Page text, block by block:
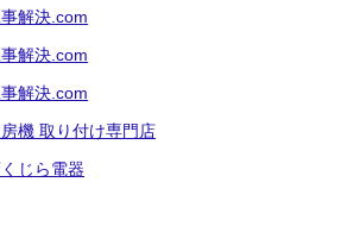
解決.com
解決.com
解決.com
機 取り付け専門店
じら電器